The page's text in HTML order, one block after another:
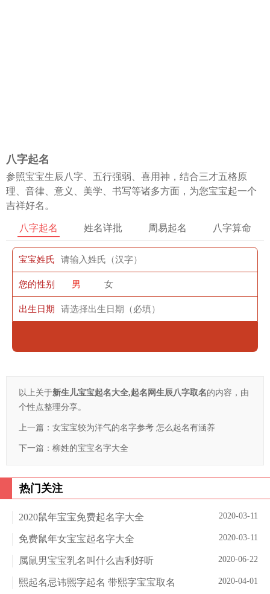
八字起名
参照宝宝生辰八字、五行强弱、喜用神，结合三才五格原
理、音律、意义、美学、书写等诸多方面，为您宝宝起一个
吉祥好名。
八字起名 姓名详批 周易起名 八字算命
宝宝姓氏
您的性别 男 女
出生日期
以上关于新生儿宝宝起名大全,起名网生辰八字取名的内容，由
个性点整理分享。
上一篇： 女宝宝较为洋气的名字参考 怎么起名有涵养
下一篇： 柳姓的宝宝名字大全
热门关注
2020-03-11
2020鼠年宝宝免费起名字大全
2020-03-11
免费鼠年女宝宝起名字大全
2020-06-22
属鼠男宝宝乳名叫什么吉利好听
2020-04-01
熙起名忌讳熙字起名 带熙字宝宝取名